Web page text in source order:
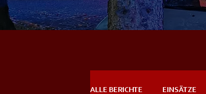
ALLE BERICHTE EINSÄTZE